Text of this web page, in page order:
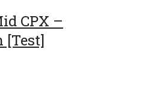
CPX –
[Test]